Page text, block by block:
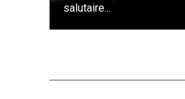
salutaire...